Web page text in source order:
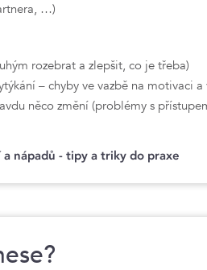
…)
rozebrat a zlepšit, co je třeba)
– chyby ve vazbě na motivaci a
něco změní (problémy s
a nápadů - tipy a triky do praxe